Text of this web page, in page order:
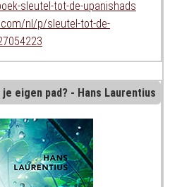
sleutel-tot-de-upanishads
nl/p/sleutel-tot-de-
eigen pad? - Hans Laurentius